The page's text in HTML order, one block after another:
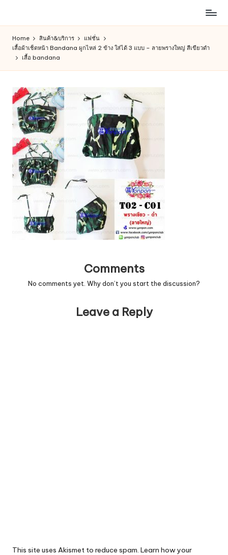
content
สินค้า
ออนไลน์
รัก
การ
ช็อป
Home สินค้า&บริการ
แฟชั่น
เสื้อผ้าเช็ดหน้า Bandana ผูกไหล่ 2 ข้าง ใส่ได้ 3 แบบ – ลายพรางใหญ่ สีเขียวดำ
เสื้อ bandana
Comments
No comments yet. Why don’t you start the discussion?
Leave a Reply
This site uses Akismet to reduce spam. Learn how your